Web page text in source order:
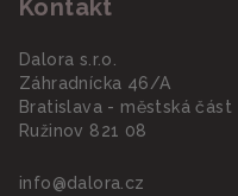
Kontakt
Dalora s.r.o.
Záhradnícka 46/A
Bratislava - městská část
Ružinov 821 08
info@dalora.cz